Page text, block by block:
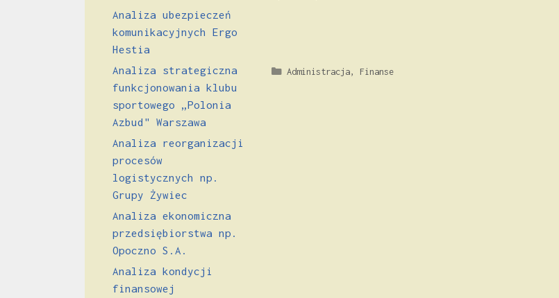
Kategorie
Administracja, Finanse
Analiza ubezpieczeń
komunikacyjnych Ergo
Hestia
Analiza strategiczna
funkcjonowania klubu
sportowego „Polonia
Azbud" Warszawa
Analiza reorganizacji
procesów
logistycznych np.
Grupy Żywiec
Analiza ekonomiczna
przedsiębiorstwa np.
Opoczno S.A.
Analiza kondycji
finansowej